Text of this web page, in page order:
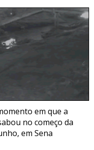
em que a
no começo da
em Sena